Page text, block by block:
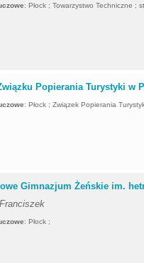
:Płock ; Towarzystwo Techniczne ;
Popierania Turystyki w
:Płock ; Związek Popierania
Gimnazjum Żeńskie im.
:Płock ;